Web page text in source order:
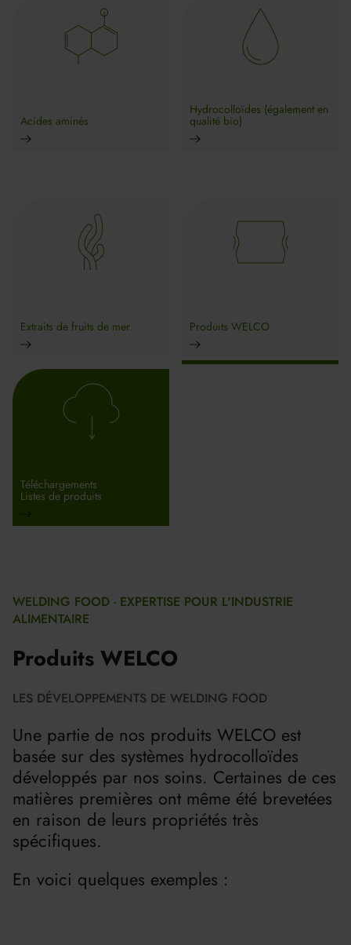
Acides aminés
Hydrocolloïdes (également en
qualité bio)
Extraits de fruits de mer Produits WELCO
Téléchargements
Listes de produits
WELDING FOOD - EXPERTISE POUR L'INDUSTRIE
ALIMENTAIRE
Produits WELCO
LES DÉVELOPPEMENTS DE WELDING FOOD
Une partie de nos produits WELCO est
basée sur des systèmes hydrocolloïdes
développés par nos soins. Certaines de ces
matières premières ont même été brevetées
en raison de leurs propriétés très
spécifiques.
En voici quelques exemples :